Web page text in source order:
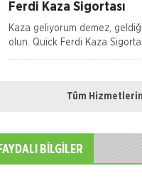
Ferdi Kaza Sigortası
Kaza geliyorum demez,
olun. Quick Ferdi Kaza Sigortası ile hayatınızın
normal akışı içinde
Kasko Sigortası
Dilediğiniz yere, dilediğiniz
gidebilme özgürlüğüne
Quick Sigorta
Tüm
FAYDALI BİLGİLER